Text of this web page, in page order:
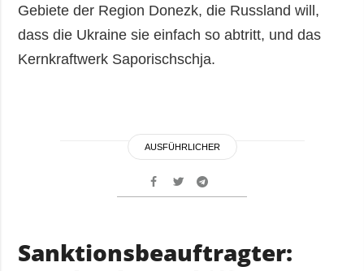
Gebiete der Region Donezk, die Russland will,
dass die Ukraine sie einfach so abtritt, und das
Kernkraftwerk Saporischschja.
AUSFÜHRLICHER
Sanktionsbeauftragter: